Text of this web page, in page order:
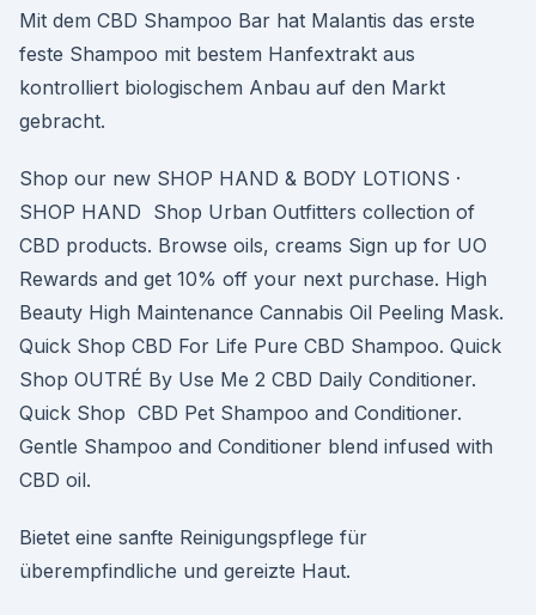
Mit dem CBD Shampoo Bar hat Malantis das erste
feste Shampoo mit bestem Hanfextrakt aus
kontrolliert biologischem Anbau auf den Markt
gebracht.
Shop our new SHOP HAND & BODY LOTIONS ·
SHOP HAND Shop Urban Outfitters collection of
CBD products. Browse oils, creams Sign up for UO
Rewards and get 10% off your next purchase. High
Beauty High Maintenance Cannabis Oil Peeling Mask.
Quick Shop CBD For Life Pure CBD Shampoo. Quick
Shop OUTRÉ By Use Me 2 CBD Daily Conditioner.
Quick Shop CBD Pet Shampoo and Conditioner.
Gentle Shampoo and Conditioner blend infused with
CBD oil.
Bietet eine sanfte Reinigungspflege für
überempfindliche und gereizte Haut.